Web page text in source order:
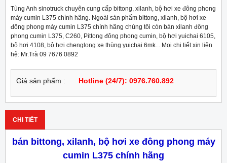
Tùng Anh sinotruck chuyên cung cấp bittong, xilanh, bộ hơi xe đông phong
máy cumin L375 chính hãng. Ngoài sản phẩm bittong, xilanh, bộ hơi xe
đông phong máy cumin L375 chính hãng chúng tôi còn bán xilanh đông
phong cumin L375, C260, Pittong đông phong cumin, bộ hơi yuichai 6105,
bộ hơi 4108, bộ hơi chenglong xe thùng yuichai 6mk... Mọi chi tiết xin liên
hệ: Mr.Trà 09 7676 0892
Giá sản phẩm : Hotline (24/7): 0976.760.892
CHI TIẾT
bán bittong, xilanh, bộ hơi xe đông phong máy
cumin L375 chính hãng